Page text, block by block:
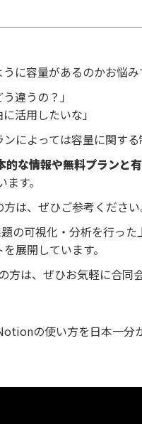
に容量があるのかお悩み
違うの？」
活用したいな」
によっては容量に関する
な情報や無料プランと
す。
は、ぜひご参考ください
の可視化・分析を行っ
展開しています。
は、ぜひお気軽に合同
の使い方を日本一